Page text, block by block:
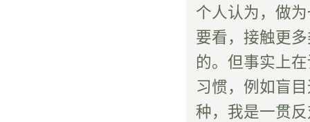
个人认为，做
要看，接触更
的。但事实上
习惯，例如盲
种，我是一贯